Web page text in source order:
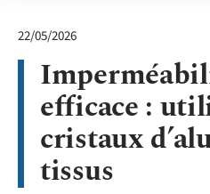
22/05/2026
efficace :
cristaux
tissus